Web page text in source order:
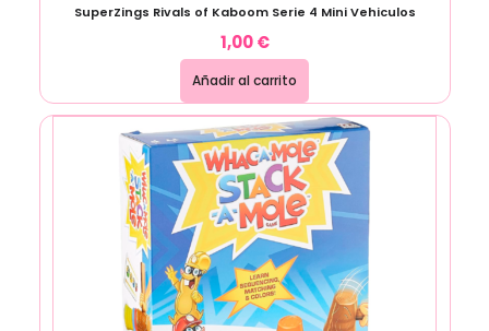
SuperZings Rivals of Kaboom Serie 4 Mini Vehiculos
1,00€
Añadir al carrito